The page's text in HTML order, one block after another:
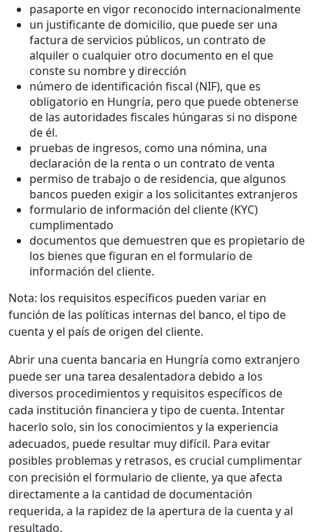
pasaporte en vigor reconocido internacionalmente
un justificante de domicilio, que puede ser una
factura de servicios públicos, un contrato de
alquiler o cualquier otro documento en el que
conste su nombre y dirección
número de identificación fiscal (NIF), que es
obligatorio en Hungría, pero que puede obtenerse
de las autoridades fiscales húngaras si no dispone
de él.
pruebas de ingresos, como una nómina, una
declaración de la renta o un contrato de venta
permiso de trabajo o de residencia, que algunos
bancos pueden exigir a los solicitantes extranjeros
formulario de información del cliente (KYC)
cumplimentado
documentos que demuestren que es propietario de
los bienes que figuran en el formulario de
información del cliente.
Nota: los requisitos específicos pueden variar en
función de las políticas internas del banco, el tipo de
cuenta y el país de origen del cliente.
Abrir una cuenta bancaria en Hungría como extranjero
puede ser una tarea desalentadora debido a los
diversos procedimientos y requisitos específicos de
cada institución financiera y tipo de cuenta. Intentar
hacerlo solo, sin los conocimientos y la experiencia
adecuados, puede resultar muy difícil. Para evitar
posibles problemas y retrasos, es crucial cumplimentar
con precisión el formulario de cliente, ya que afecta
directamente a la cantidad de documentación
requerida, a la rapidez de la apertura de la cuenta y al
resultado.